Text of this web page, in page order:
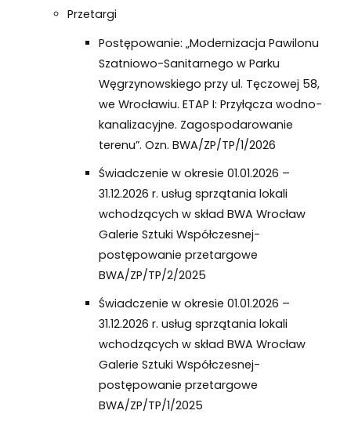
Przetargi
Postępowanie: „Modernizacja Pawilonu
Szatniowo-Sanitarnego w Parku
Węgrzynowskiego przy ul. Tęczowej 58,
we Wrocławiu. ETAP I: Przyłącza wodno-
kanalizacyjne. Zagospodarowanie
terenu”. Ozn. BWA/ZP/TP/1/2026
Świadczenie w okresie 01.01.2026 –
31.12.2026 r. usług sprzątania lokali
wchodzących w skład BWA Wrocław
Galerie Sztuki Współczesnej-
postępowanie przetargowe
BWA/ZP/TP/2/2025
Świadczenie w okresie 01.01.2026 –
31.12.2026 r. usług sprzątania lokali
wchodzących w skład BWA Wrocław
Galerie Sztuki Współczesnej-
postępowanie przetargowe
BWA/ZP/TP/1/2025